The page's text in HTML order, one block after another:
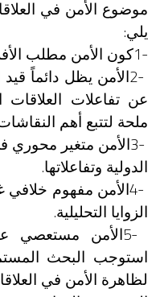
موضوع الأمن في
يلي:
1-كون الأمن مطلب
2- الأمن يظل دائماً قيد
عن تفاعلات العلاقات
ملحة لتتبع أهم
3- الأمن متغير محوري
الدولية وتفاعلاتها.
4-الأمن مفهوم خلافي
الزوايا التحليلية.
5- الأمن مستعصي
استوجب البحث
لظاهرة الأمن في